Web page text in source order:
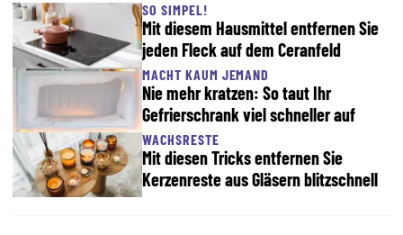
SO SIMPEL!
Mit diesem Hausmittel entfernen Sie
jeden Fleck auf dem Ceranfeld
MACHT KAUM JEMAND
Nie mehr kratzen: So taut Ihr
Gefrierschrank viel schneller auf
WACHSRESTE
Mit diesen Tricks entfernen Sie
Kerzenreste aus Gläsern blitzschnell